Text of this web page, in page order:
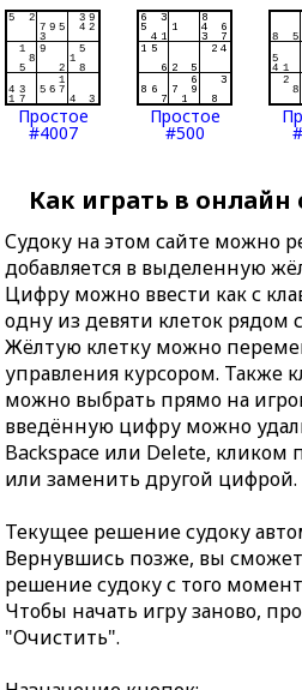
Простое
#4007
Простое
#500
Как играть в онлайн
Судоку на этом сайте можно
добавляется в выделенную
Цифру можно ввести как с
одну из девяти клеток рядом
Жёлтую клетку можно
управления курсором. Также
можно выбрать прямо на
введённую цифру можно
Backspace или Delete, кликом
или заменить другой цифрой.
Текущее решение судоку
Вернувшись позже, вы
решение судоку с того
Чтобы начать игру заново,
"Очистить".